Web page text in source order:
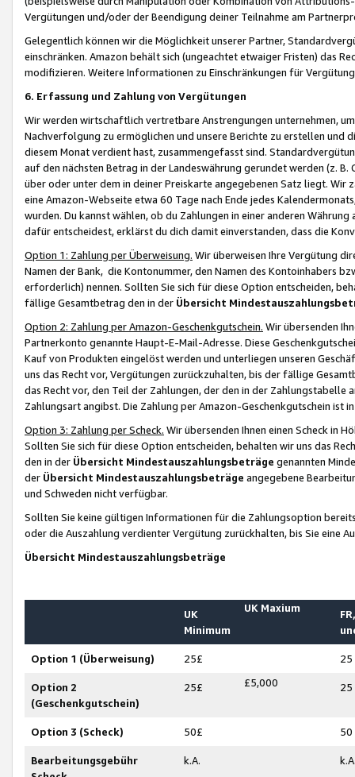
Vergütungen und/oder der Beendigung deiner Teilnahme am
Gelegentlich können wir die Möglichkeit unserer Partner,
einschränken. Amazon behält sich (ungeachtet etwaiger Fristen) das
modifizieren. Weitere Informationen zu Einschränkungen für
6. Erfassung und Zahlung von Vergütungen
Wir werden wirtschaftlich vertretbare Anstrengungen unternehmen,
Nachverfolgung zu ermöglichen und unsere Berichte zu erstellen und
diesem Monat verdient hast, zusammengefasst sind.
auf den nächsten Betrag in der Landeswährung gerundet werden (z.
über oder unter dem in deiner Preiskarte angegebenen Satz liegt.
eine Amazon-Webseite etwa 60 Tage nach Ende jedes
wurden. Du kannst wählen, ob du Zahlungen in einer anderen
dafür entscheidest, erklärst du dich damit einverstanden, dass die
Option 1: Zahlung per Überweisung. Wir überweisen Ihre Vergütung
Namen der Bank, die Kontonummer, den Namen des Kontoinhabers
erforderlich) nennen. Sollten Sie sich für diese Option entscheiden,
fällige Gesamtbetrag den in der Übersicht
Option 2: Zahlung per Amazon-Geschenkgutschein. Wir übersenden
Partnerkonto genannte Haupt-E-Mail-Adresse. Diese
Kauf von Produkten eingelöst werden und unterliegen unseren
uns das Recht vor, Vergütungen zurückzuhalten, bis der fällige
das Recht vor, den Teil der Zahlungen, der den in der
Zahlungsart angibst. Die Zahlung per Amazon-Geschenkgutschein ist
Option 3: Zahlung per Scheck. Wir übersenden Ihnen einen Scheck in
Sollten Sie sich für diese Option entscheiden, behalten wir uns das
den in der Übersicht Mindestauszahlungsbeträge genannten
der Übersicht Mindestauszahlungsbeträge angegebene
und Schweden nicht verfügbar.
Sollten Sie keine gültigen Informationen für die Zahlungsoption
oder die Auszahlung verdienter Vergütung zurückhalten, bis Sie
Übersicht Mindestauszahlungsbeträge
UK
Minimum
UK Maxium
Option 1 (Überweisung) 25£ 25
Option 2
(Geschenkgutschein)
25£ £5,000 25
Option 3 (Scheck) 50£ 50
Bearbeitungsgebühr
k.A.